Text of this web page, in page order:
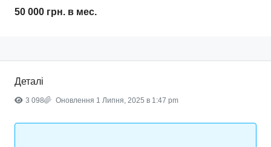
50 000 грн. в мес.
Деталі
3 098 Оновлення 1 Липня, 2025 в 1:47 pm